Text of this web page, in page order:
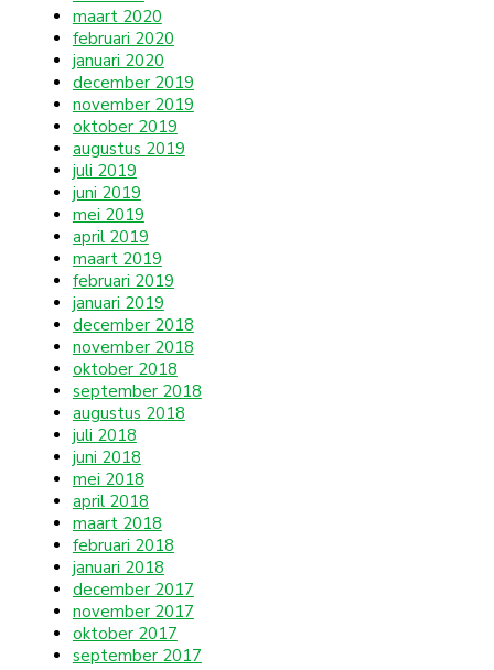
maart 2020
februari 2020
januari 2020
december 2019
november 2019
oktober 2019
augustus 2019
juli 2019
juni 2019
mei 2019
april 2019
maart 2019
februari 2019
januari 2019
december 2018
november 2018
oktober 2018
september 2018
augustus 2018
juli 2018
juni 2018
mei 2018
april 2018
maart 2018
februari 2018
januari 2018
december 2017
november 2017
oktober 2017
september 2017